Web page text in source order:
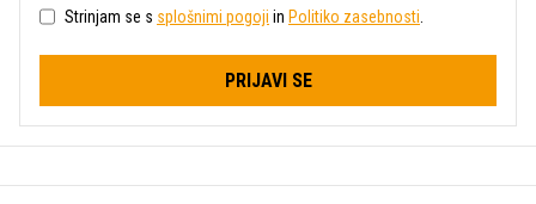
Strinjam se s splošnimi pogoji in Politiko zasebnosti
PRIJAVI SE